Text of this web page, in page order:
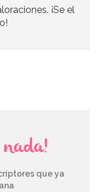
¡Se el
nada!
que ya